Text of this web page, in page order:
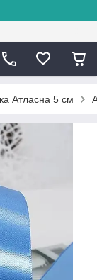
Атласна 5 см